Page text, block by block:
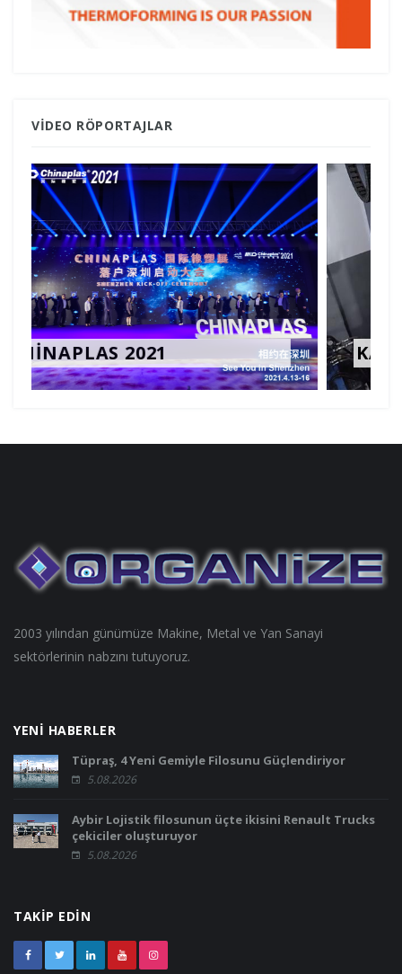
VIDEO RÖPORTAJLAR
KASKAS SERT KROM
2003 yılından günümüze Makine, Metal ve Yan Sanayi
sektörlerinin nabzını tutuyoruz.
YENİ HABERLER
Tüpraş, 4 Yeni Gemiyle Filosunu Güçlendiriyor
5.08.2026
Aybir Lojistik filosunun üçte ikisini Renault Trucks
çekiciler oluşturuyor
5.08.2026
TAKİP EDİN